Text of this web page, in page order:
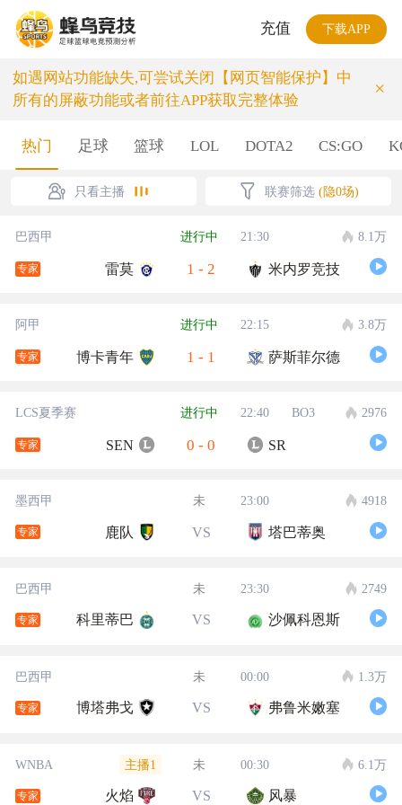
充值 下载APP
如遇网站功能缺失,可尝试关闭【网页智能保护】中
所有的屏蔽功能或者前往APP获取完整体验
×
热门 足球 篮球 LOL DOTA2 CS:GO
只看主播 联赛筛选 (隐0场)
巴西甲 进行中 21:30 8.1万
专家 雷莫 1 - 2 米内罗竞技
阿甲 进行中 22:15 3.8万
专家 博卡青年 1 - 1 萨斯菲尔德
LCS夏季赛 进行中 22:40 BO3 2976
专家 SEN 0 - 0 SR
墨西甲 未 23:00 4918
专家 鹿队 VS 塔巴蒂奥
巴西甲 未 23:30 2749
专家 科里蒂巴 VS 沙佩科恩斯
巴西甲 未 00:00 1.3万
专家 博塔弗戈 VS 弗鲁米嫩塞
WNBA 主播1 未 00:30 6.1万
专家 火焰 VS 风暴